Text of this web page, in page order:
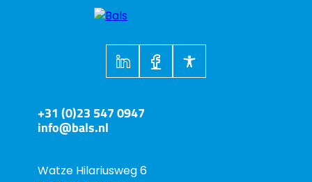
+31 (0)23 547 0947
info@bals.nl
Watze Hilariusweg 6